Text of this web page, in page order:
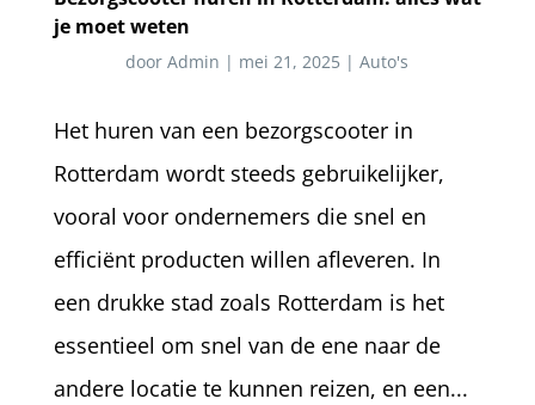
je moet weten
doorAdmin | mei 21, 2025 |Auto's
Het huren van een bezorgscooter in
Rotterdam wordt steeds gebruikelijker,
vooral voor ondernemers die snel en
efficiënt producten willen afleveren. In
een drukke stad zoals Rotterdam is het
essentieel om snel van de ene naar de
andere locatie te kunnen reizen, en een...